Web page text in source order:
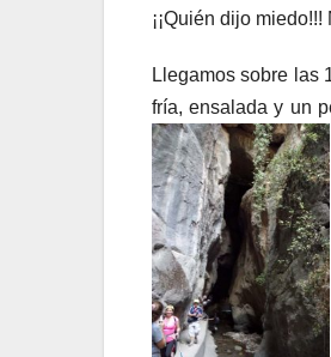
¡¡Quién dijo
Llegamos sobre las
fría, ensalada y un